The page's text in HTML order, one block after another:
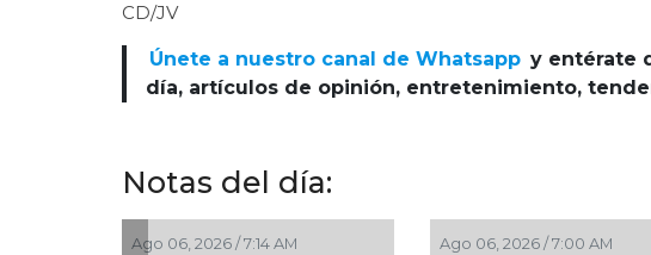
CD/JV
Únete a nuestro canal de Whatsapp y entérate
día, artículos de opinión, entretenimiento,
Notas del día:
Ago 06, 2026 / 7:14 AM Ago 06, 2026 / 7:00 AM